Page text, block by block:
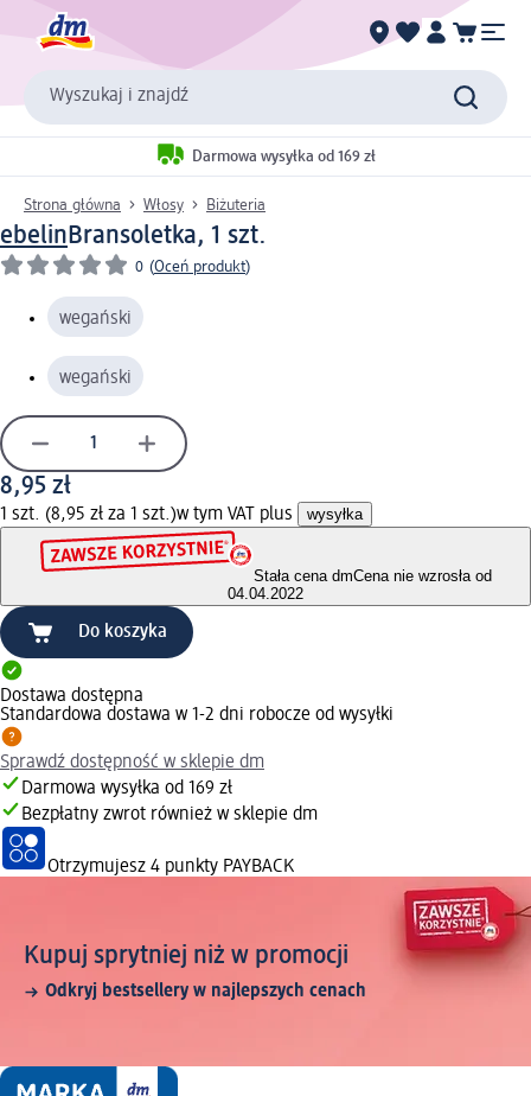
Wyszukaj i znajdź
Darmowa wysyłka od 169 zł
Strona główna Włosy Biżuteria
ebelinBransoletka, 1 szt.
0 (Oceń produkt)
wegański
wegański
8,95 zł
1 szt. (8,95 zł za 1 szt.)w tym VAT plus wysyłka
Stała cena dmCena nie wzrosła od
04.04.2022
Do koszyka
Dostawa dostępna
Standardowa dostawa w 1-2 dni robocze od wysyłki
Sprawdź dostępność w sklepie dm
Darmowa wysyłka od 169 zł
Bezpłatny zwrot również w sklepie dm
Otrzymujesz 4 punkty PAYBACK
Kupuj sprytniej niż w promocji
Odkryj bestsellery w najlepszych cenach